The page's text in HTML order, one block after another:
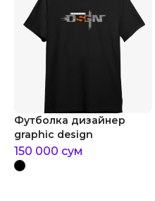
Футболка дизайнер
graphic design
150 000 сум